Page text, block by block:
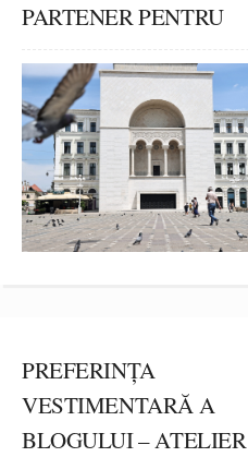
PARTENER PENTRU
PREFERINȚA
VESTIMENTARĂ A
BLOGULUI – ATELIER